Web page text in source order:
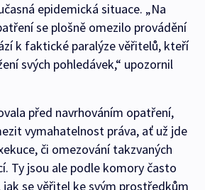
epidemická situace. „Na
se plošně omezilo provádění
k faktické paralýze věřitelů, kteří
svých pohledávek,“ upozornil
před navrhováním opatření,
vymahatelnost práva, ať už jde
či omezování takzvaných
Ty jsou ale podle komory často
se věřitel ke svým prostředkům